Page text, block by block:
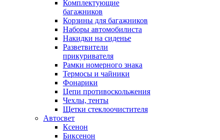
Комплектующие
багажников
Корзины для багажников
Наборы автомобилиста
Накидки на сиденье
Разветвители
прикуривателя
Рамки номерного знака
Термосы и чайники
Фонарики
Цепи противоскольжения
Чехлы, тенты
Щетки стеклоочистителя
Автосвет
Ксенон
Биксенон